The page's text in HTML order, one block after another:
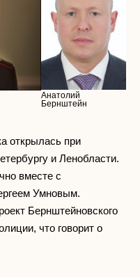
Анатолий
Бернштейн
открылась при
и Ленобласти.
вместе с
Умновым.
Бернштейновского
что говорит о